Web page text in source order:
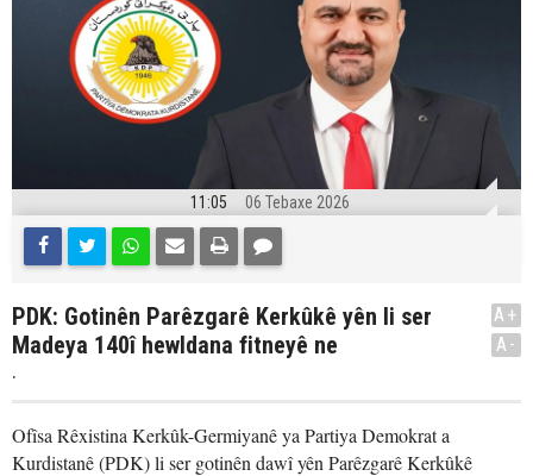
11:05 06 Tebaxe 2026
PDK: Gotinên Parêzgarê Kerkûkê yên li ser
Madeya 140î hewldana fitneyê ne
.
A+
A-
Ofîsa Rêxistina Kerkûk-Germiyanê ya Partiya Demokrat a
Kurdistanê (PDK) li ser gotinên dawî yên Parêzgarê Kerkûkê